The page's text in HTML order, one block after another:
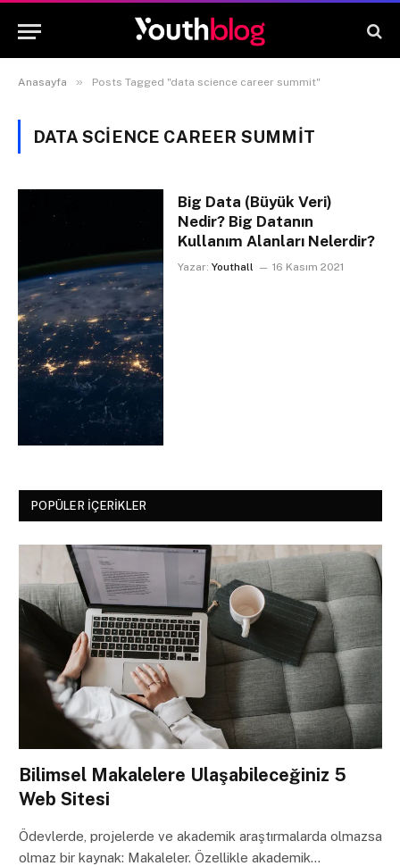
Anasayfa » Posts Tagged "data science career summit"
DATA SCIENCE CAREER SUMMIT
Big Data (Büyük Veri)
Nedir? Big Datanın
Kullanım Alanları Nelerdir?
Yazar: Youthall 16 Kasım 2021
POPÜLER İÇERIKLER
Bilimsel Makalelere Ulaşabileceğiniz 5
Web Sitesi
Ödevlerde, projelerde ve akademik araştırmalarda olmazsa
olmaz bir kaynak: Makaleler. Özellikle akademik…